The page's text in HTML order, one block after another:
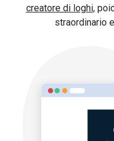
creatore di loghi,
straordinario